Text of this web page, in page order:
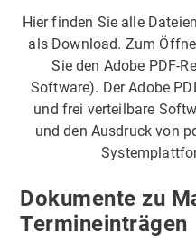
Hier finden Sie alle
als Download. Zum
Sie den Adobe PDF-
Software). Der Adobe
und frei verteilbare
und den Ausdruck von
Dokumente zu
Termineinträgen